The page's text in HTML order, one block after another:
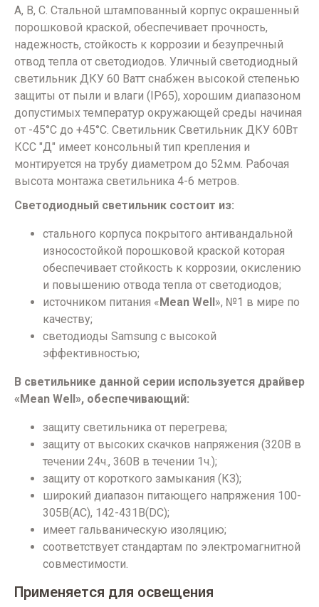
А, В, С. Стальной штампованный корпус окрашенный
порошковой краской, обеспечивает прочность,
надежность, стойкость к коррозии и безупречный
отвод тепла от светодиодов. Уличный светодиодный
светильник ДКУ 60 Ватт снабжен высокой степенью
защиты от пыли и влаги (IP65), хорошим диапазоном
допустимых температур окружающей среды начиная
от -45°C до +45°C. Светильник Светильник ДКУ 60Вт
КСС "Д" имеет консольный тип крепления и
монтируется на трубу диаметром до 52мм. Рабочая
высота монтажа светильника 4-6 метров.
Светодиодный светильник состоит из:
стального корпуса покрытого антивандальной
износостойкой порошковой краской которая
обеспечивает стойкость к коррозии, окислению
и повышению отвода тепла от светодиодов;
источником питания « Mean Well », №1 в мире по
качеству;
светодиоды Samsung с высокой
эффективностью;
В светильнике данной серии используется драйвер
«Mean Well», обеспечивающий:
защиту светильника от перегрева;
защиту от высоких скачков напряжения (320В в
течении 24ч., 360В в течении 1ч.);
защиту от короткого замыкания (КЗ);
широкий диапазон питающего напряжения 100-
305В(AC), 142-431В(DC);
имеет гальваническую изоляцию;
соответствует стандартам по электромагнитной
совместимости.
Применяется для освещения